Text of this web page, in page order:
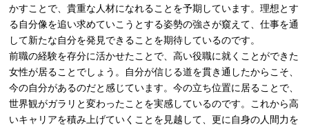
かすことで、貴重な人材になれることを予期しています。理想とす
る自分像を追い求めていこうとする姿勢の強さが窺えて、仕事を通
して新たな自分を発見できることを期待しているのです。
前職の経験を存分に活かせたことで、高い役職に就くことができた
女性が居ることでしょう。自分が信じる道を貫き通したからこそ、
今の自分があるのだと感じています。今の立ち位置に居ることで、
世界観がガラリと変わったことを実感しているのです。これから高
いキャリアを積み上げていくことを見越して、更に自身の人間力を